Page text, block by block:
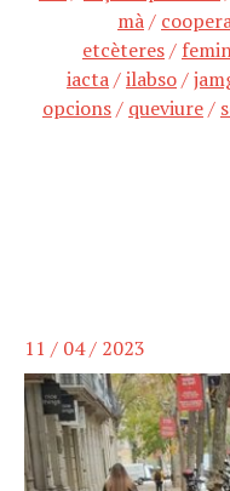
mà/
etcèteres/
iacta/ilabso/
opcions/ queviure/
11 / 04 / 2023